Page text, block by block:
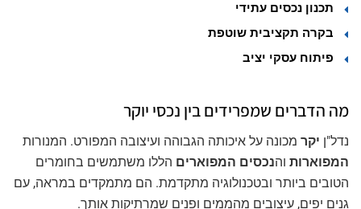
תכנון נכסים עתידי
בקרה תקציבית שוטפת
פיתוח עסקי יציב
מה הדברים שמפרידים בין נכסי יוקר
נדל"ן יקר מכונה על איכותה הגבוהה ועיצובה המפורט. המנורות
המפוארות והנכסים המפוארים הללו משתמשים בחומרים
הטובים ביותר ובטכנולוגיה מתקדמת. הם מתמקדים במראה, עם
גנים יפים, עיצובים מהממים ופנים שמרתיקות אותך.